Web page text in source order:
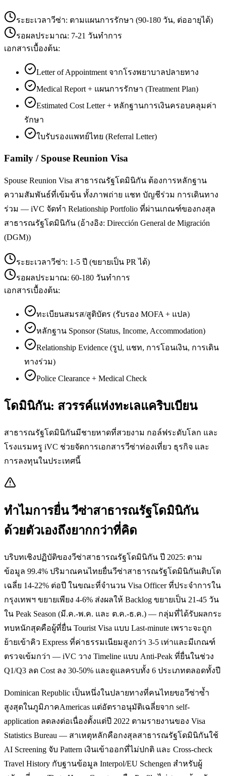
ระยะเวลาวีซ่า: ตามแผนการรักษา (90-180 วัน, ต่ออายุได้)
รอผลประมาณ: 7-21 วันทำการ
เอกสารเบื้องต้น:
Letter of Appointment จากโรงพยาบาลปลายทาง
Medical Report + แผนการรักษา (Treatment Plan)
Estimated Cost Letter + หลักฐานการเงินครอบคลุมค่า
รักษา
ใบรับรองแพทย์ไทย (Referral Letter)
Family / Spouse Reunion Visa
Spouse Reunion Visa สาธารณรัฐโดมินิกัน ต้องการหลักฐาน
ความสัมพันธ์ที่เข้มข้น ทั้งภาพถ่าย แชท บัญชีร่วม การเดินทาง
ร่วม — iVC จัดทำ Relationship Portfolio ที่ผ่านเกณฑ์ของกงสุล
สาธารณรัฐโดมินิกัน (อ้างอิง: Dirección General de Migración
(DGM))
ระยะเวลาวีซ่า: 1-5 ปี (ขยายเป็น PR ได้)
รอผลประมาณ: 60-180 วันทำการ
เอกสารเบื้องต้น:
ทะเบียนสมรส/สูติบัตร (รับรอง MOFA + แปล)
หลักฐาน Sponsor (Status, Income, Accommodation)
Relationship Evidence (รูป, แชท, การโอนเงิน, การเดิน
ทางร่วม)
Police Clearance + Medical Check
โดมินิกัน: สวรรค์แห่งทะเลแคริบเบียน
สาธารณรัฐโดมินิกันมีชายหาดที่สวยงาม กอล์ฟระดับโลก และ
โรงแรมหรู iVC ช่วยจัดการเอกสารวีซ่าท่องเที่ยว ธุรกิจ และ
การลงทุนในประเทศนี้
ทำไมการยื่นวีซ่าสาธารณรัฐโดมินิกัน
ด้วยตัวเองถึงยากกว่าที่คิด
บริบทเชิงปฏิบัติของวีซ่าสาธารณรัฐโดมินิกัน ปี 2025: ตาม
ข้อมูล 99.4% ปริมาณคนไทยยื่นวีซ่าสาธารณรัฐโดมินิกันเติบโต
เฉลี่ย 14-22% ต่อปี ในขณะที่จำนวน Visa Officer ที่ประจำการใน
กรุงเทพฯ ขยายเพียง 4-6% ส่งผลให้ Backlog ขยายเป็น 21-45 วัน
ใน Peak Season (มี.ค.-พ.ค. และ ต.ค.-ธ.ค.) — กลุ่มที่ได้รับผลกระ
ทบหนักสุดคือผู้ที่ยื่น Tourist Visa แบบ Last-minute เพราะจะถูก
ย้ายเข้าคิว Express ที่ค่าธรรมเนียมสูงกว่า 3-5 เท่าและมีเกณฑ์
ตรวจเข้มกว่า — iVC วาง Timeline แบบ Anti-Peak ที่ยื่นในช่วง
Q1/Q3 ลด Cost ลง 30-50% และดูแลครบทั้ง 6 ประเภทตลอดทั้งปี
Dominican Republic เป็นหนึ่งในปลายทางที่คนไทยขอวีซ่าซ้ำ
สูงสุดในภูมิภาคAmericas แต่อัตราอนุมัติเฉลี่ยจาก self-
application ลดลงต่อเนื่องตั้งแต่ปี 2022 ตามรายงานของ Visa
Statistics Bureau — สาเหตุหลักคือกงสุลสาธารณรัฐโดมินิกันใช้
AI Screening จับ Pattern เงินเข้าออกที่ไม่ปกติ และ Cross-check
Travel History กับฐานข้อมูล Interpol/EU Schengen สำหรับผู้